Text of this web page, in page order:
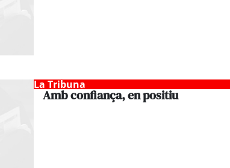
La Tribuna
Amb confiança, en positiu